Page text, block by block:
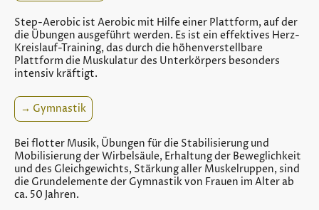
Step-Aerobic ist Aerobic mit Hilfe einer Plattform, auf der
die Übungen ausgeführt werden. Es ist ein effektives Herz-
Kreislauf-Training, das durch die höhenverstellbare
Plattform die Muskulatur des Unterkörpers besonders
intensiv kräftigt.
→ Gymnastik
Bei flotter Musik, Übungen für die Stabilisierung und
Mobilisierung der Wirbelsäule, Erhaltung der Beweglichkeit
und des Gleichgewichts, Stärkung aller Muskelruppen, sind
die Grundelemente der Gymnastik von Frauen im Alter ab
ca. 50 Jahren.